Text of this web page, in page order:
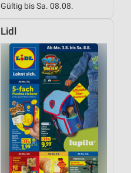
Gültig bis Sa. 08.08.
Lidl